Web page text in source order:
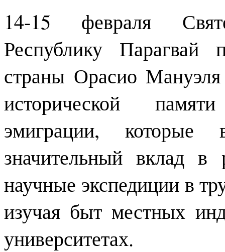
14-15 февраля
Республику Парагвай
страны Орасио
исторической
эмиграции,
значительный вклад в
научные экспедиции в
изучая быт местных
университетах.